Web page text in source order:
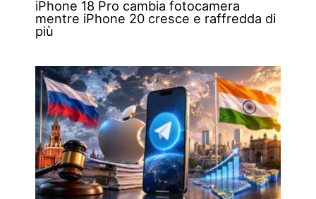
iPhone 18 Pro cambia fotocamera
mentre iPhone 20 cresce e raffredda di
più